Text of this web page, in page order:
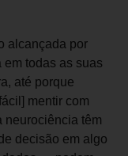
alcançada por
todas as suas
até porque
mentir com
neurociência têm
decisão em algo